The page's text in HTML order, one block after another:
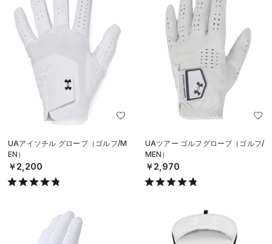
UAアイソチル グローブ（ゴルフ/M
EN）
￥2,200
UAツアー ゴルフグローブ（ゴルフ/
MEN）
￥2,970